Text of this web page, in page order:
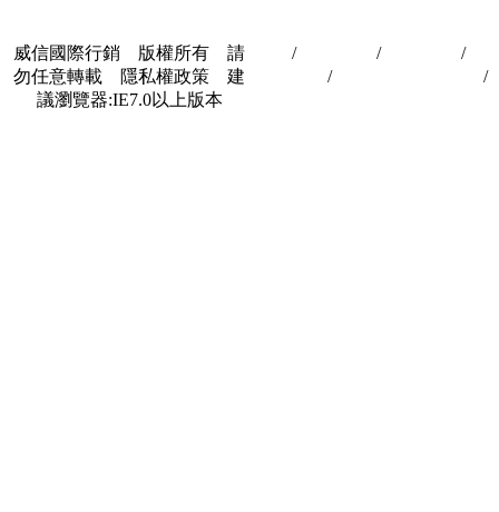
威信國際行銷 版權所有 請
勿任意轉載 隱私權政策 建
議瀏覽器:IE7.0以上版本
/ / /
/
/